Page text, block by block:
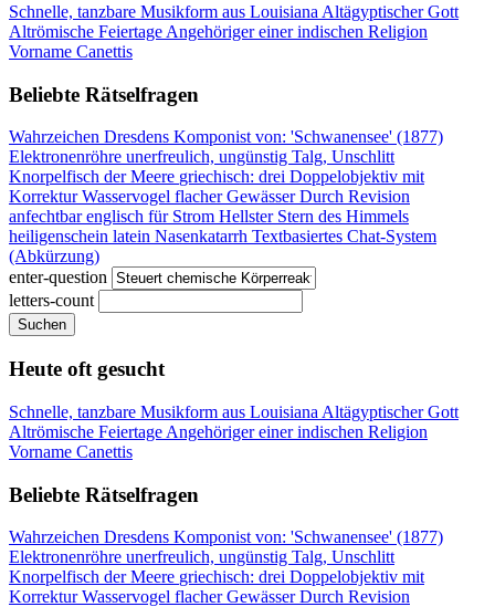
Schnelle, tanzbare Musikform aus Louisiana Altägyptischer Gott
Altrömische Feiertage Angehöriger einer indischen Religion
Vorname Canettis
Beliebte Rätselfragen
Wahrzeichen Dresdens Komponist von: 'Schwanensee' (1877)
Elektronenröhre unerfreulich, ungünstig Talg, Unschlitt
Knorpelfisch der Meere griechisch: drei Doppelobjektiv mit
KorrekturWasservogel flacher GewässerDurch Revision
anfechtbarenglisch für Strom Hellster Stern des Himmels
heiligenschein latein Nasenkatarrh Textbasiertes Chat-System
(Abkürzung)
enter-question
letters-count
Suchen
Heute oft gesucht
Schnelle, tanzbare Musikform aus Louisiana Altägyptischer Gott
Altrömische Feiertage Angehöriger einer indischen Religion
Vorname Canettis
Beliebte Rätselfragen
Wahrzeichen Dresdens Komponist von: 'Schwanensee' (1877)
Elektronenröhre unerfreulich, ungünstig Talg, Unschlitt
Knorpelfisch der Meere griechisch: drei Doppelobjektiv mit
KorrekturWasservogel flacher GewässerDurch Revision